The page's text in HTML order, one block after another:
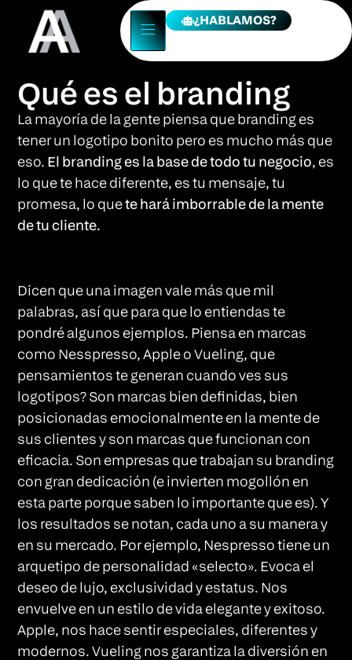
¿HABLAMOS?
Qué es el branding
La mayoría de la gente piensa que branding es
tener un logotipo bonito pero es mucho más que
eso. El branding es la base de todo tu negocio, es
lo que te hace diferente, es tu mensaje, tu
promesa, lo quete hará imborrable de la mente
de tu cliente.
Dicen que una imagen vale más que mil
palabras, así que para que lo entiendas te
pondré algunos ejemplos. Piensa en marcas
como Nesspresso, Apple o Vueling, que
pensamientos te generan cuando ves sus
logotipos? Son marcas bien definidas, bien
posicionadas emocionalmente en la mente de
sus clientes y son marcas que funcionan con
eficacia. Son empresas que trabajan su branding
con gran dedicación (e invierten mogollón en
esta parte porque saben lo importante que es). Y
los resultados se notan, cada uno a su manera y
en su mercado. Por ejemplo, Nespresso tiene un
arquetipo de personalidad «selecto». Evoca el
deseo de lujo, exclusividad y estatus. Nos
envuelve en un estilo de vida elegante y exitoso.
Apple, nos hace sentir especiales, diferentes y
modernos. Vueling nos garantiza la diversión en